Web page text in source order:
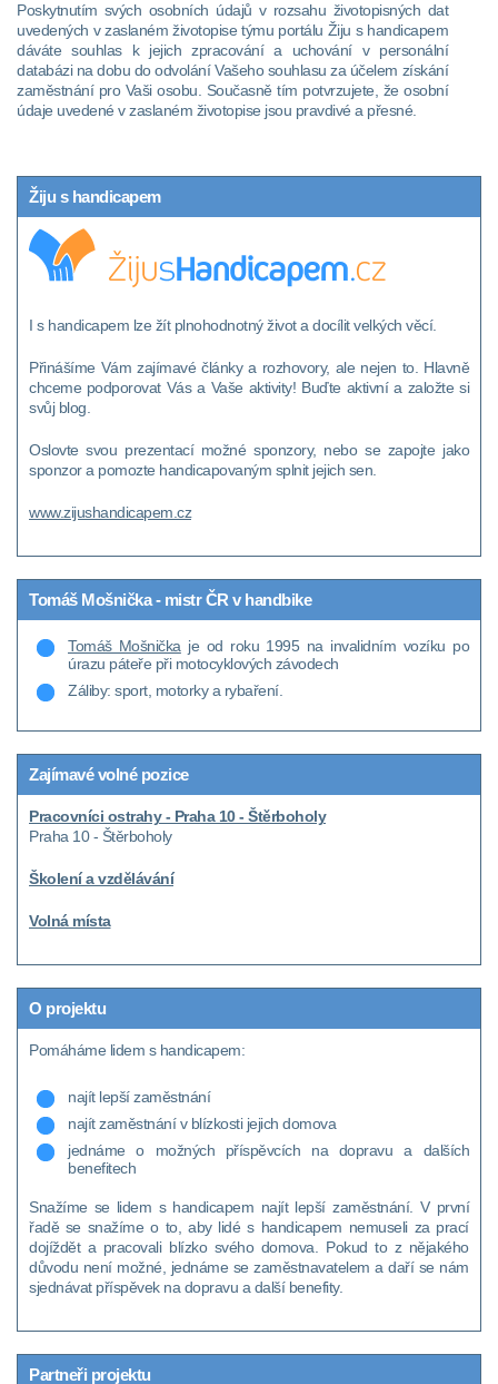
Poskytnutím svých osobních údajů v rozsahu životopisných dat
uvedených v zaslaném životopise týmu portálu Žiju s handicapem
dáváte souhlas k jejich zpracování a uchování v personální
databázi na dobu do odvolání Vašeho souhlasu za účelem získání
zaměstnání pro Vaši osobu. Současně tím potvrzujete, že osobní
údaje uvedené v zaslaném životopise jsou pravdivé a přesné.
Žiju s handicapem
I s handicapem lze žít plnohodnotný život a docílit velkých věcí.
Přinášíme Vám zajímavé články a rozhovory, ale nejen to. Hlavně
chceme podporovat Vás a Vaše aktivity! Buďte aktivní a založte si
svůj blog.
Oslovte svou prezentací možné sponzory, nebo se zapojte jako
sponzor a pomozte handicapovaným splnit jejich sen.
www.zijushandicapem.cz
Tomáš Mošnička - mistr ČR v handbike
Tomáš Mošnička je od roku 1995 na invalidním vozíku po
úrazu páteře při motocyklových závodech
Záliby: sport, motorky a rybaření.
Zajímavé volné pozice
Pracovníci ostrahy - Praha 10 - Štěrboholy
Praha 10 - Štěrboholy
Školení a vzdělávání
Volná místa
O projektu
Pomáháme lidem s handicapem:
najít lepší zaměstnání
najít zaměstnání v blízkosti jejich domova
jednáme o možných příspěvcích na dopravu a dalších
benefitech
Snažíme se lidem s handicapem najít lepší zaměstnání. V první
řadě se snažíme o to, aby lidé s handicapem nemuseli za prací
dojíždět a pracovali blízko svého domova. Pokud to z nějakého
důvodu není možné, jednáme se zaměstnavatelem a daří se nám
sjednávat příspěvek na dopravu a další benefity.
Partneři projektu